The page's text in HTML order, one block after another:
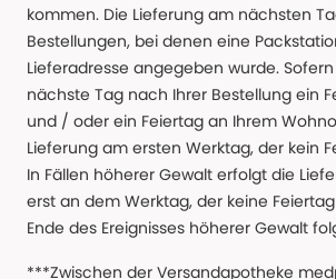
kommen. Die Lieferung am nächsten
Bestellungen, bei denen eine
Lieferadresse angegeben wurde.
nächste Tag nach Ihrer Bestellung ein
und / oder ein Feiertag an Ihrem
Lieferung am ersten Werktag, der kein
In Fällen höherer Gewalt erfolgt die
erst an dem Werktag, der keine
Ende des Ereignisses höherer Gewalt
***Zwischen der Versandapotheke